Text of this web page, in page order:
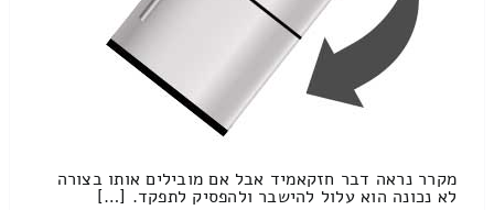
מקרר נראה דבר חזקאמיד אבל אם מובילים אותו בצורה
לא נכונה הוא עלול להישבר ולהפסיק לתפקד. […]